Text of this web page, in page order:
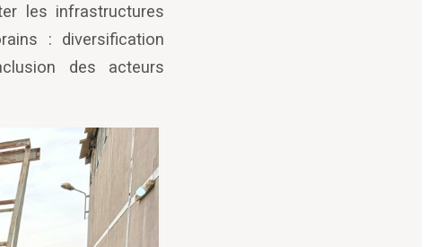
les infrastructures
: diversification
des acteurs